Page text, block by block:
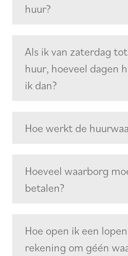
huur?
Als ik van zaterdag
huur, hoeveel dagen
ik dan?
Hoe werkt de
Hoeveel waarborg
betalen?
Hoe open ik een
rekening om géén